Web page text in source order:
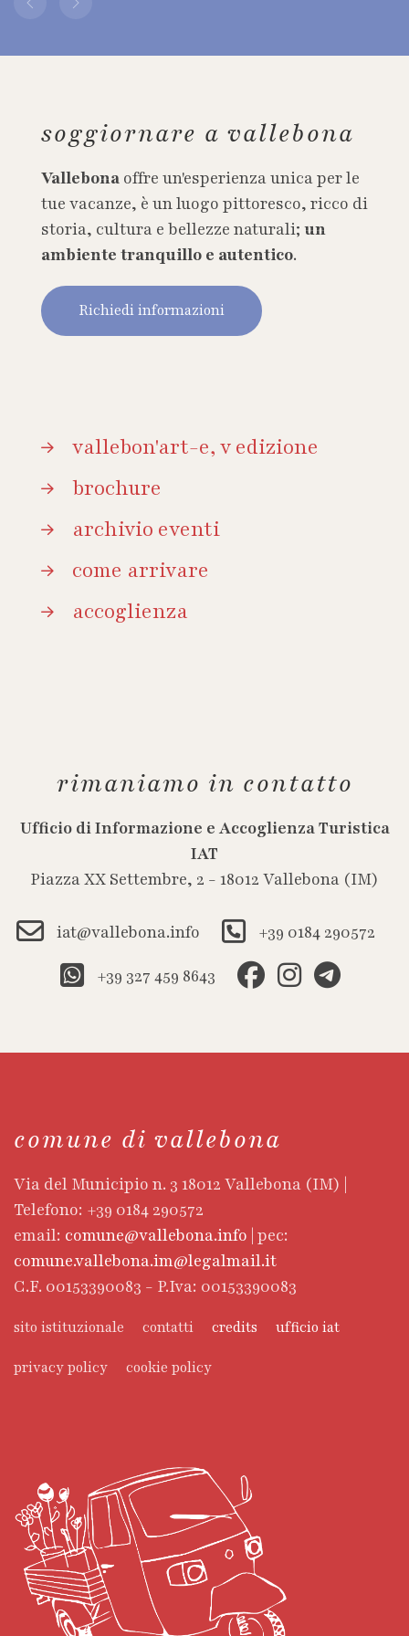
soggiornare a vallebona
Vallebona offre un'esperienza unica per le
tue vacanze, è un luogo pittoresco, ricco di
storia, cultura e bellezze naturali; un
ambiente tranquillo e autentico.
Richiedi informazioni
vallebon'art-e, v edizione
brochure
archivio eventi
come arrivare
accoglienza
rimaniamo in contatto
Ufficio di Informazione e Accoglienza Turistica
IAT
Piazza XX Settembre, 2 - 18012 Vallebona (IM)
iat@vallebona.info
+39 0184 290572
+39 327 459 8643
comune di vallebona
Via del Municipio n. 3 18012 Vallebona (IM) |
Telefono: +39 0184 290572
email: comune@vallebona.info | pec:
comune.vallebona.im@legalmail.it
C.F. 00153390083 - P.Iva: 00153390083
sito istituzionale contatti credits ufficio iat
privacy policy cookie policy